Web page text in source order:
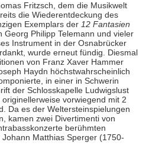
Fritzsch, dem die Musikwelt
die Wiederentdeckung des
Exemplars der 12 Fantasien
Georg Philipp Telemann und vieler
Instrument in der Osnabrücker
wurde erneut fündig. Diesmal
von Franz Xaver Hammer
Haydn höchstwahrscheinlich
in einer in Schwerin
der Schlosskapelle Ludwigslust
vorwiegend mit 2
Da es der Weltersteinspielungen
kamen zwei Divertimenti von
berühmten
Matthias Sperger (1750-